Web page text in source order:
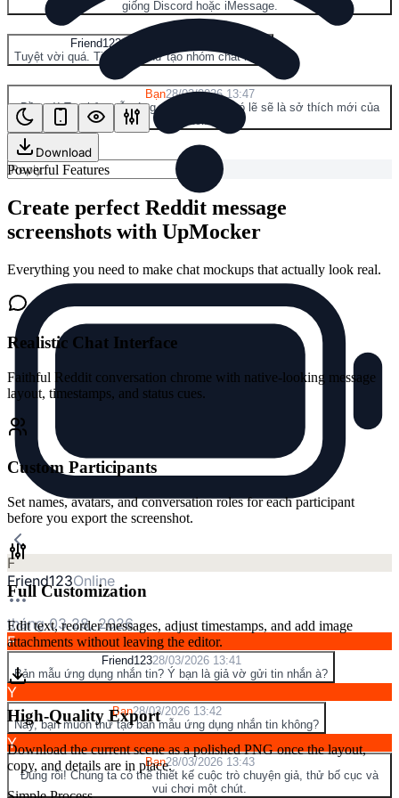
giống Discord hoặc iMessage.
Friend12328/03/2026 13:46
Tuyệt vời quá. Tiếp theo thử tạo nhóm chat nhé.
Bạn28/03/2026 13:47
Đồng ý! Tạo bản mẫu ứng dụng nhắn tin có lẽ sẽ là sở thích mới của
tôi.
F
Friend123Online
tháng 03 28, 2026
F
Friend12328/03/2026 13:41
Bản mẫu ứng dụng nhắn tin? Ý bạn là giả vờ gửi tin nhắn à?
Y
Bạn28/03/2026 13:42
Này, bạn muốn thử tạo bản mẫu ứng dụng nhắn tin không?
Y
Bạn28/03/2026 13:43
Đúng rồi! Chúng ta có thể thiết kế cuộc trò chuyện giả, thử bố cục và
vui chơi một chút.
Download
Powerful Features
Create perfect Reddit message
screenshots with UpMocker
Everything you need to make chat mockups that actually look real.
Realistic Chat Interface
Faithful Reddit conversation chrome with native-looking message
layout, timestamps, and status cues.
Custom Participants
Set names, avatars, and conversation roles for each participant
before you export the screenshot.
Full Customization
Edit text, reorder messages, adjust timestamps, and add image
attachments without leaving the editor.
High-Quality Export
Download the current scene as a polished PNG once the layout,
copy, and details are in place.